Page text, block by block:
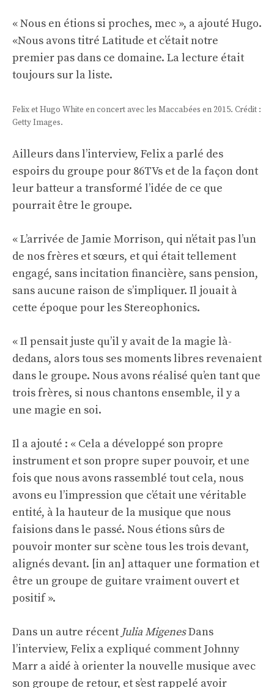
« Nous en étions si proches, mec », a ajouté Hugo.
«Nous avons titré Latitude et c’était notre
premier pas dans ce domaine. La lecture était
toujours sur la liste.
Felix et Hugo White en concert avec les Maccabées en 2015. Crédit :
Getty Images.
Ailleurs dans l’interview, Felix a parlé des
espoirs du groupe pour 86TVs et de la façon dont
leur batteur a transformé l’idée de ce que
pourrait être le groupe.
« L’arrivée de Jamie Morrison, qui n’était pas l’un
de nos frères et sœurs, et qui était tellement
engagé, sans incitation financière, sans pension,
sans aucune raison de s’impliquer. Il jouait à
cette époque pour les Stereophonics.
« Il pensait juste qu’il y avait de la magie là-
dedans, alors tous ses moments libres revenaient
dans le groupe. Nous avons réalisé qu’en tant que
trois frères, si nous chantons ensemble, il y a
une magie en soi.
Il a ajouté : « Cela a développé son propre
instrument et son propre super pouvoir, et une
fois que nous avons rassemblé tout cela, nous
avons eu l’impression que c’était une véritable
entité, à la hauteur de la musique que nous
faisions dans le passé. Nous étions sûrs de
pouvoir monter sur scène tous les trois devant,
alignés devant. [in an] attaquer une formation et
être un groupe de guitare vraiment ouvert et
positif ».
Dans un autre récent Julia MigenesDans
l’interview, Felix a expliqué comment Johnny
Marr a aidé à orienter la nouvelle musique avec
son groupe de retour, et s’est rappelé avoir